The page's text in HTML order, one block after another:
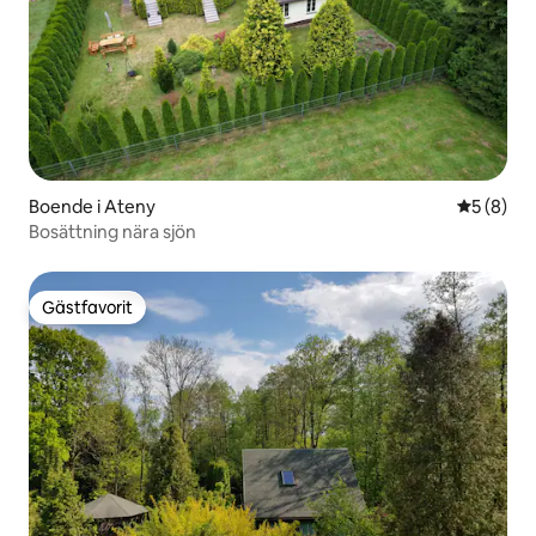
Boende i Ateny 5 av 5 i
5 (8)
Bosättning nära sjön
Gästfavorit
Gästfavorit